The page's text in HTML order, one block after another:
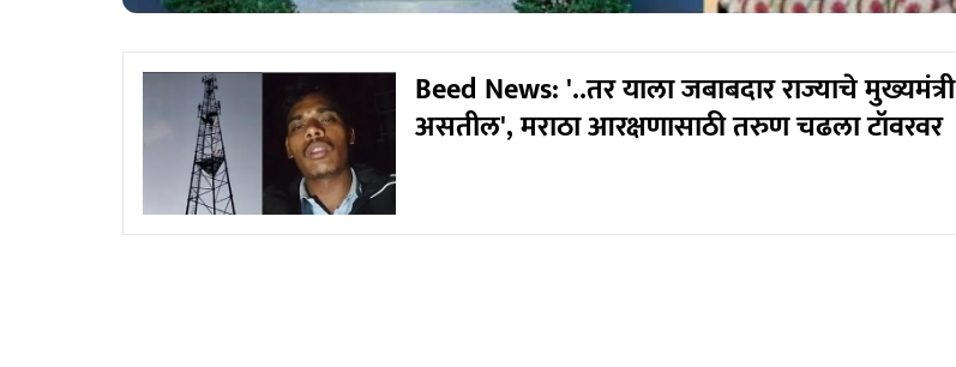
Beed News: '..तर याला जबाबदार राज्याचे मुख्यमंत्री
असतील', मराठा आरक्षणासाठी तरुण चढला टॉवरवर